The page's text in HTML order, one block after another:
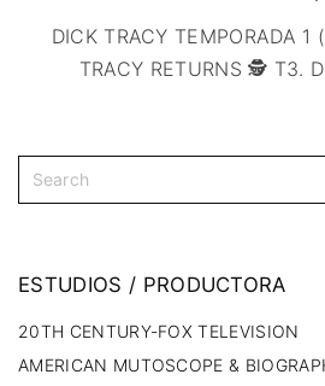
DICK TRACY TEMPORADA
TRACY RETURNS 🕵 T3.
ESTUDIOS / PRODUCTORA
20TH CENTURY-FOX TELEVISION
AMERICAN MUTOSCOPE &